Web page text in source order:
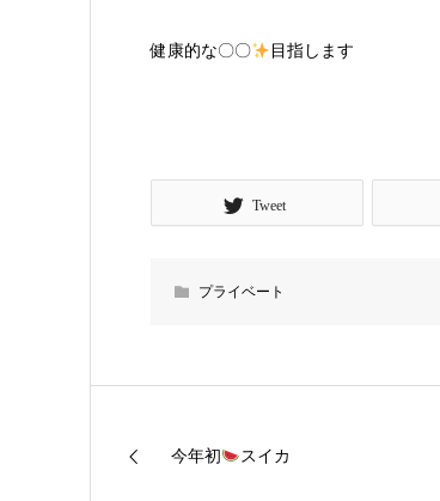
健康的な〇〇 目指します
Tweet
プライベート
今年初 スイカ